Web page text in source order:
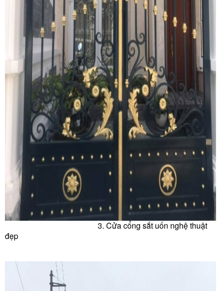
3. Cửa cổng sắt uốn nghệ thuật
đẹp